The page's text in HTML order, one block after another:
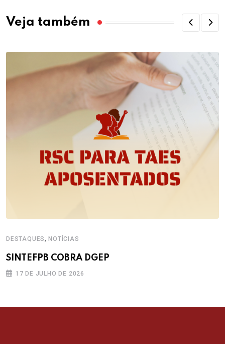
Veja também
DESTAQUES,NOTÍCIAS
SINTEFPB COBRA DGEP
17 DE JULHO DE 2026